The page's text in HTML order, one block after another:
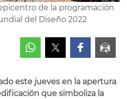
de la programación
del Diseño 2022
este jueves en la apertura
que simboliza la